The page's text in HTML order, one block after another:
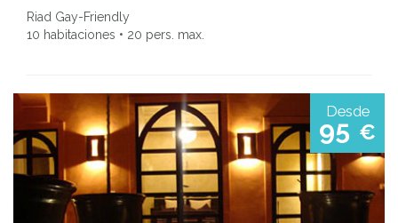
Riad Gay-Friendly
10 habitaciones • 20 pers. max.
Desde
95 €